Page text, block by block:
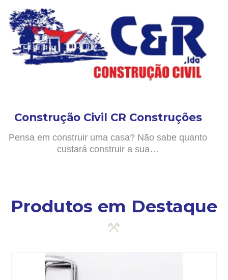
Construção Civil CR Construções
Pensa em construir uma casa? Não sabe quanto
custará construir a sua…
Produtos em Destaque